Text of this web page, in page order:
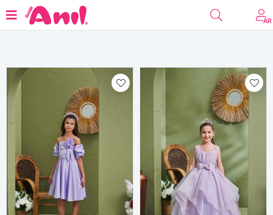
AR منقي